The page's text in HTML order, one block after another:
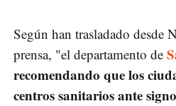
Según han trasladado desde
prensa, "el departamento de
recomendando que los
centros sanitariosante